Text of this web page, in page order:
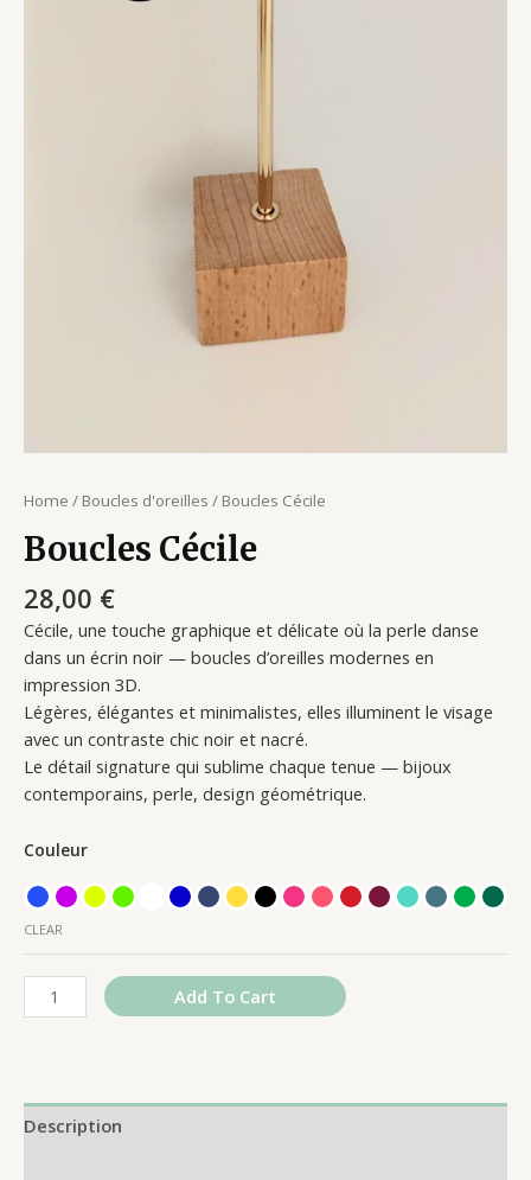
Home / Boucles d'oreilles / Boucles Cécile
Boucles Cécile
28,00 €
Cécile, une touche graphique et délicate où la perle danse
dans un écrin noir — boucles d’oreilles modernes en
impression 3D.
Légères, élégantes et minimalistes, elles illuminent le visage
avec un contraste chic noir et nacré.
Le détail signature qui sublime chaque tenue — bijoux
contemporains, perle, design géométrique.
Couleur
CLEAR
Add To Cart
Description